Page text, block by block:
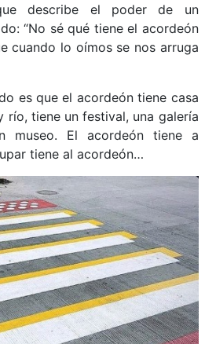
describe el poder de un
“No sé qué tiene el acordeón
cuando lo oímos se nos arruga
es que el acordeón tiene casa
río, tiene un festival, una galería
museo. El acordeón tiene a
tiene al acordeón…